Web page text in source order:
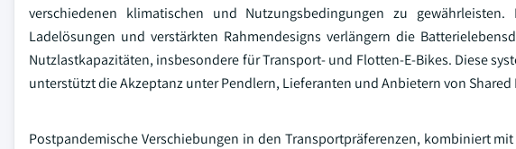
verschiedenen klimatischen und Nutzungsbedingungen zu
Ladelösungen und verstärkten Rahmendesigns verlängern die
Nutzlastkapazitäten, insbesondere für Transport- und Flotten-E-Bikes. Diese
unterstützt die Akzeptanz unter Pendlern, Lieferanten und Anbietern von
Postpandemische Verschiebungen in den Transportpräferenzen, kombiniert